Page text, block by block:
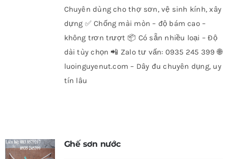
Chuyên dùng cho thợ sơn, vệ sinh kính, xây
dựng ✅ Chống mài mòn – độ bám cao –
không trơn trượt 📦 Có sẵn nhiều loại – Độ
dài tùy chọn 📲 Zalo tư vấn: 0935 245 399 🌐
luoinguyenut.com – Dây đu chuyên dụng, uy
tín lâu
Ghế sơn nước